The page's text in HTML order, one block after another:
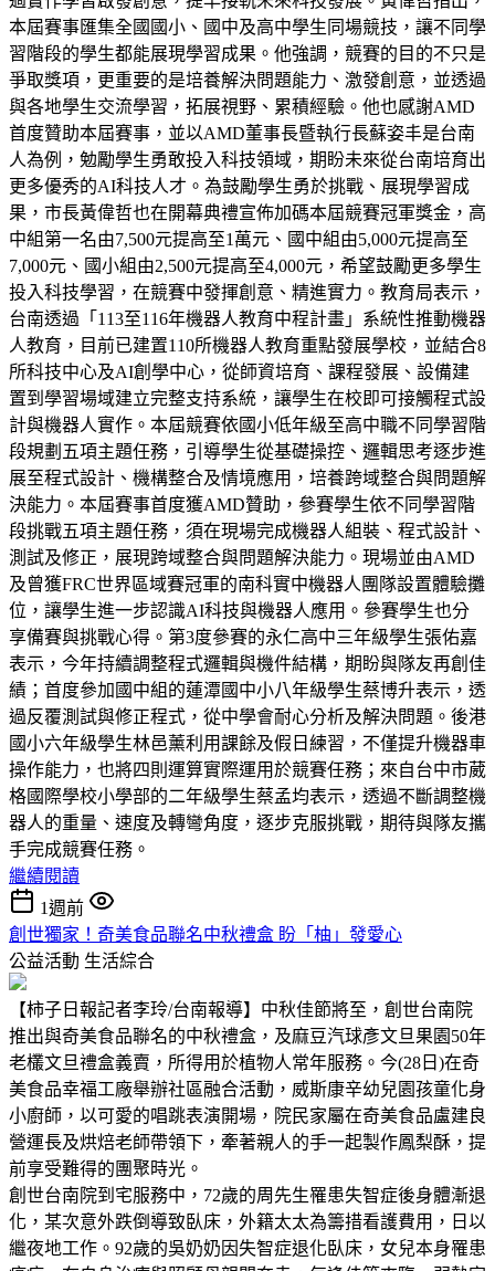
本屆賽事匯集全國國小、國中及高中學生同場競技，讓不同學
習階段的學生都能展現學習成果。他強調，競賽的目的不只是
爭取獎項，更重要的是培養解決問題能力、激發創意，並透過
與各地學生交流學習，拓展視野、累積經驗。他也感謝AMD
首度贊助本屆賽事，並以AMD董事長暨執行長蘇姿丰是台南
人為例，勉勵學生勇敢投入科技領域，期盼未來從台南培育出
更多優秀的AI科技人才。為鼓勵學生勇於挑戰、展現學習成
果，市長黃偉哲也在開幕典禮宣佈加碼本屆競賽冠軍獎金，高
中組第一名由7,500元提高至1萬元、國中組由5,000元提高至
7,000元、國小組由2,500元提高至4,000元，希望鼓勵更多學生
投入科技學習，在競賽中發揮創意、精進實力。教育局表示，
台南透過「113至116年機器人教育中程計畫」系統性推動機器
人教育，目前已建置110所機器人教育重點發展學校，並結合8
所科技中心及AI創學中心，從師資培育、課程發展、設備建
置到學習場域建立完整支持系統，讓學生在校即可接觸程式設
計與機器人實作。本屆競賽依國小低年級至高中職不同學習階
段規劃五項主題任務，引導學生從基礎操控、邏輯思考逐步進
展至程式設計、機構整合及情境應用，培養跨域整合與問題解
決能力。本屆賽事首度獲AMD贊助，參賽學生依不同學習階
段挑戰五項主題任務，須在現場完成機器人組裝、程式設計、
測試及修正，展現跨域整合與問題解決能力。現場並由AMD
及曾獲FRC世界區域賽冠軍的南科實中機器人團隊設置體驗攤
位，讓學生進一步認識AI科技與機器人應用。參賽學生也分
享備賽與挑戰心得。第3度參賽的永仁高中三年級學生張佑嘉
表示，今年持續調整程式邏輯與機件結構，期盼與隊友再創佳
績；首度參加國中組的蓮潭國中小八年級學生蔡博升表示，透
過反覆測試與修正程式，從中學會耐心分析及解決問題。後港
國小六年級學生林邑薰利用課餘及假日練習，不僅提升機器車
操作能力，也將四則運算實際運用於競賽任務；來自台中市葳
格國際學校小學部的二年級學生蔡孟均表示，透過不斷調整機
器人的重量、速度及轉彎角度，逐步克服挑戰，期待與隊友攜
手完成競賽任務。
繼續閱讀
1週前
創世獨家！奇美食品聯名中秋禮盒 盼「柚」發愛心
公益活動 生活綜合
【柿子日報記者李玲/台南報導】中秋佳節將至，創世台南院
推出與奇美食品聯名的中秋禮盒，及麻豆汽球彥文旦果園50年
老欉文旦禮盒義賣，所得用於植物人常年服務。今(28日)在奇
美食品幸福工廠舉辦社區融合活動，威斯康辛幼兒園孩童化身
小廚師，以可愛的唱跳表演開場，院民家屬在奇美食品盧建良
營運長及烘焙老師帶領下，牽著親人的手一起製作鳳梨酥，提
前享受難得的團聚時光。
創世台南院到宅服務中，72歲的周先生罹患失智症後身體漸退
化，某次意外跌倒導致臥床，外籍太太為籌措看護費用，日以
繼夜地工作。92歲的吳奶奶因失智症退化臥床，女兒本身罹患